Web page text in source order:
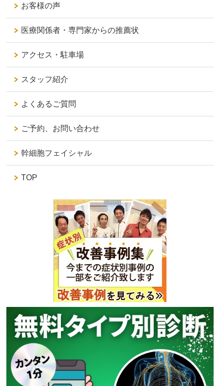
お客様の声
医療関係者・専門家からの推薦状
アクセス・駐車場
スタッフ紹介
よくあるご質問
ご予約、お問い合わせ
幹細胞フェイシャル
TOP